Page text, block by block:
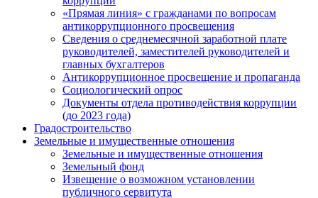
«Прямая линия» с гражданами по вопросам
антикоррупционного просвещения
Сведения о среднемесячной заработной плате
руководителей, заместителей руководителей и
главных бухгалтеров
Антикоррупционное просвещение и пропаганда
Социологический опрос
Документы отдела противодействия коррупции
(до 2023 года)
Градостроительство
Земельные и имущественные отношения
Земельные и имущественные отношения
Земельный фонд
Извещение о возможном установлении
публичного сервитута